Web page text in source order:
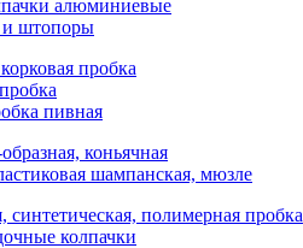
алюминиевые
и штопоры
пробка
пивная
коньячная
шампанская, мюзле
синтетическая, полимерная пробка
колпачки